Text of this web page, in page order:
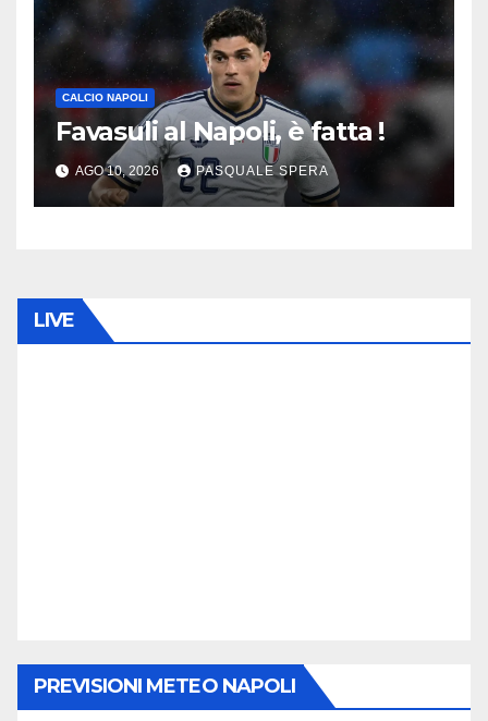
CALCIO NAPOLI
Favasuli al Napoli, è fatta !
AGO 10, 2026 PASQUALE SPERA
LIVE
PREVISIONI METEO NAPOLI